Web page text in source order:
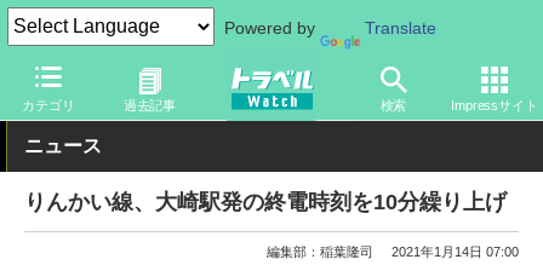
Powered by Translate
カテゴリ 過去記事 検索 Impressサイト
トラベル Watch 地域 国内旅行 東京
ニュース
りんかい線、大崎駅発の終電時刻を10分繰り上げ
編集部：稲葉隆司 2021年1月14日 07:00